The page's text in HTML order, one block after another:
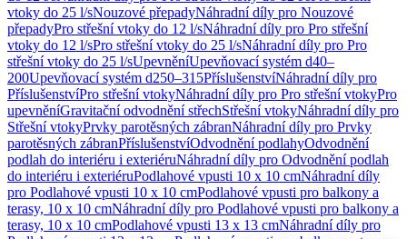
vtoky do 25 l/sNouzové přepadyNáhradní díly pro Nouzové
přepadyPro střešní vtoky do 12 l/sNáhradní díly pro Pro střešní
vtoky do 12 l/sPro střešní vtoky do 25 l/sNáhradní díly pro Pro
střešní vtoky do 25 l/sUpevněníUpevňovací systém d40–
200Upevňovací systém d250–315PříslušenstvíNáhradní díly pro
PříslušenstvíPro střešní vtokyNáhradní díly pro Pro střešní vtokyPro
upevněníGravitační odvodnění střechStřešní vtokyNáhradní díly pro
Střešní vtokyPrvky parotěsných zábranNáhradní díly pro Prvky
parotěsných zábranPříslušenstvíOdvodnění podlahyOdvodnění
podlah do interiéru i exteriéruNáhradní díly pro Odvodnění podlah
do interiéru i exteriéruPodlahové vpusti 10 x 10 cmNáhradní díly
pro Podlahové vpusti 10 x 10 cmPodlahové vpusti pro balkony a
terasy, 10 x 10 cmNáhradní díly pro Podlahové vpusti pro balkony a
terasy, 10 x 10 cmPodlahové vpusti 13 x 13 cmNáhradní díly pro